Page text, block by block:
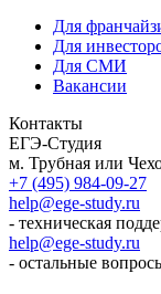
Для
Для
Для СМИ
Вакансии
Контакты
ЕГЭ-Студия
м. Трубная или
+7 (495) 984-09-27
help@ege-study.ru
- техническая
help@ege-study.ru
- остальные